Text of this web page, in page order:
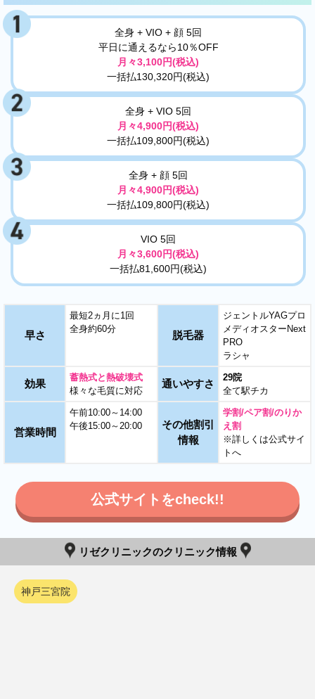
全身 + VIO + 顔 5回
平日に通えるなら10％OFF
月々3,100円(税込)
一括払130,320円(税込)
全身 + VIO 5回
月々4,900円(税込)
一括払109,800円(税込)
全身 + 顔 5回
月々4,900円(税込)
一括払109,800円(税込)
VIO 5回
月々3,600円(税込)
一括払81,600円(税込)
早さ
最短2ヵ月に1回
全身約60分
脱毛器
ジェントルYAGプロ
メディオスターNext
PRO
ラシャ
効果
蓄熱式と熱破壊式
様々な毛質に対応
通いやすさ
29院
全て駅チカ
営業時間
午前10:00～14:00
午後15:00～20:00
その他割引
情報
学割/ペア割/のりか
え割
※詳しくは公式サイ
トへ
公式サイトをcheck!!
リゼクリニックのクリニック情報
神戸三宮院